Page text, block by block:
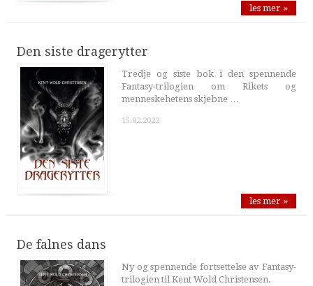
les mer »
Den siste dragerytter
Tredje og siste bok i den spennende
Fantasy-trilogien om Rikets og
menneskehetens skjebne …
15.02.2022
les mer »
De falnes dans
Ny og spennende fortsettelse av Fantasy-
trilogien til Kent Wold Christensen.